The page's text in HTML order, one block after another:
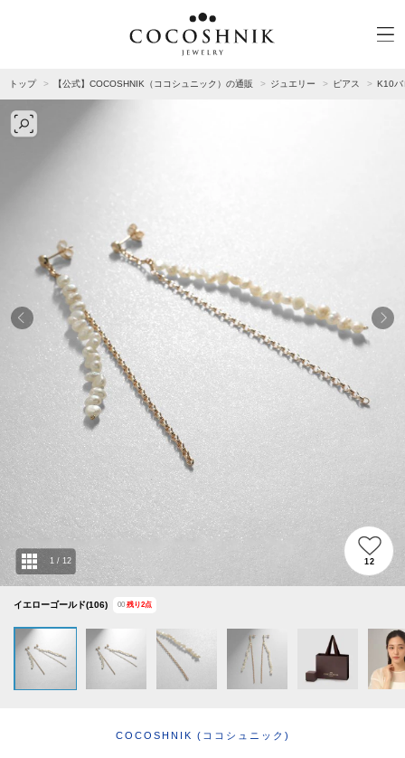
CATEGORY
BLACELET/BANGLE
WRISTWATCH
OTHER
BRAND
ABOUT
JOURNAL
SHOP LIST
AFTERCARE & REPAIRS
SUSTAINABLE
EMAIL NEWSLETTER
トップ 【公式】COCOSHNIK（ココシュニック）の通販 ジュエリー ピアス K10バ
イエローゴールド(106) 00 残り2点
1 / 12 12
COCOSHNIK (ココシュニック)